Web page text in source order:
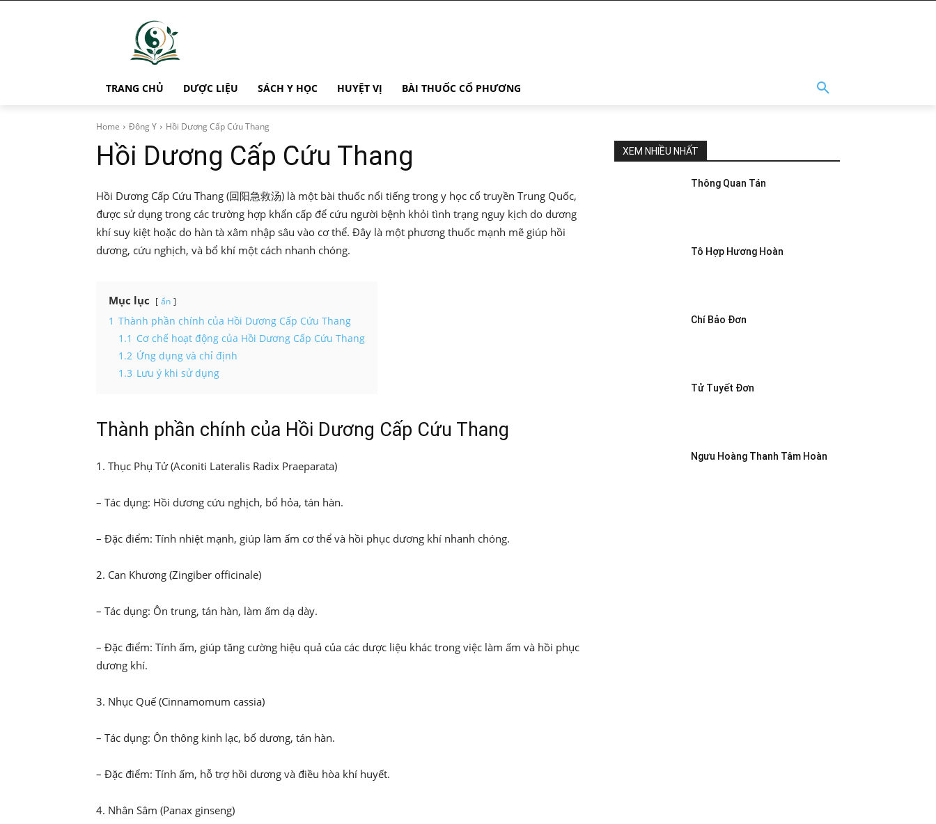
TRANG CHỦ DƯỢC LIỆU SÁCH Y HỌC HUYỆT VỊ BÀI THUỐC CỔ PHƯƠNG
Home Đông Y Hồi Dương Cấp Cứu Thang
Hồi Dương Cấp Cứu Thang
Hồi Dương Cấp Cứu Thang (回阳急救汤) là một bài thuốc nổi tiếng trong y học cổ truyền Trung Quốc,
được sử dụng trong các trường hợp khẩn cấp để cứu người bệnh khỏi tình trạng nguy kịch do dương
khí suy kiệt hoặc do hàn tà xâm nhập sâu vào cơ thể. Đây là một phương thuốc mạnh mẽ giúp hồi
dương, cứu nghịch, và bổ khí một cách nhanh chóng.
Mục lục ẩn
1 Thành phần chính của Hồi Dương Cấp Cứu Thang
1.1 Cơ chế hoạt động của Hồi Dương Cấp Cứu Thang
1.2 Ứng dụng và chỉ định
1.3 Lưu ý khi sử dụng
Thành phần chính của Hồi Dương Cấp Cứu Thang
1. Thục Phụ Tử (Aconiti Lateralis Radix Praeparata)
– Tác dụng: Hồi dương cứu nghịch, bổ hỏa, tán hàn.
– Đặc điểm: Tính nhiệt mạnh, giúp làm ấm cơ thể và hồi phục dương khí nhanh chóng.
2. Can Khương (Zingiber officinale)
– Tác dụng: Ôn trung, tán hàn, làm ấm dạ dày.
– Đặc điểm: Tính ấm, giúp tăng cường hiệu quả của các dược liệu khác trong việc làm ấm và hồi phục
dương khí.
3. Nhục Quế (Cinnamomum cassia)
– Tác dụng: Ôn thông kinh lạc, bổ dương, tán hàn.
– Đặc điểm: Tính ấm, hỗ trợ hồi dương và điều hòa khí huyết.
4. Nhân Sâm (Panax ginseng)
XEM NHIỀU NHẤT
Thông Quan Tán
Tô Hợp Hương Hoàn
Chí Bảo Đơn
Tử Tuyết Đơn
Ngưu Hoàng Thanh Tâm Hoàn